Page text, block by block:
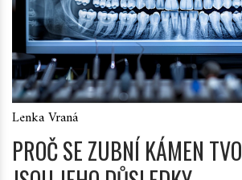
Lenka Vraná
PROČ SE ZUBNÍ KÁMEN